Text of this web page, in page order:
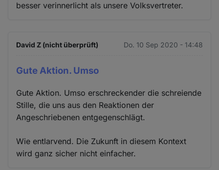
besser verinnerlicht als unsere Volksvertreter.
David Z (nicht überprüft) Do. 10 Sep 2020 - 14:48
Gute Aktion. Umso
Gute Aktion. Umso erschreckender die schreiende
Stille, die uns aus den Reaktionen der
Angeschriebenen entgegenschlägt.
Wie entlarvend. Die Zukunft in diesem Kontext
wird ganz sicher nicht einfacher.